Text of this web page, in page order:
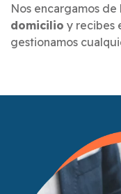
Nos encargamos
domicilio y recibes
gestionamos